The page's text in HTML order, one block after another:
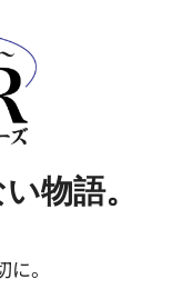
2号棟
物語。
。